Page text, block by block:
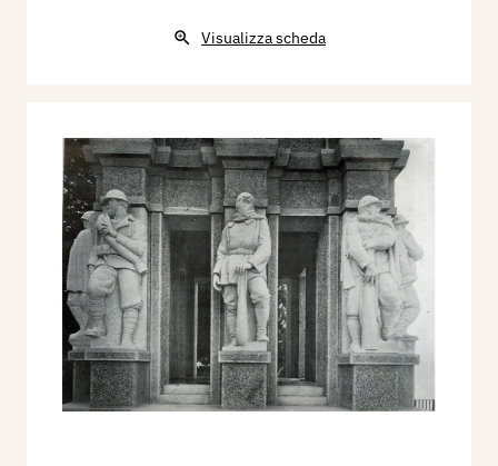
Visualizza scheda